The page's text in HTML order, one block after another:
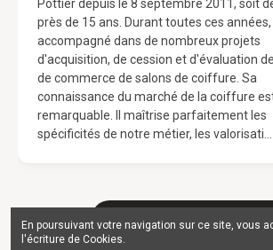
En poursuivant votre navigation sur ce site, vous
l'écriture de Cookies.
Pottier depuis le 8 septembre 2011, soit
près de 15 ans. Durant toutes ces années,
accompagné dans de nombreux projets
d'acquisition, de cession et d'évaluation
de commerce de salons de coiffure. Sa
connaissance du marché de la coiffure
remarquable. Il maîtrise parfaitement les
spécificités de notre métier, les valorisati…
Voir tous les avis sur